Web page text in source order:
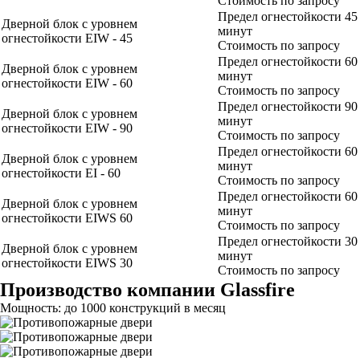
Дверной блок с уровнем
огнестойкости EIW - 45
Предел огнестойкости 45
минут
Стоимость по запросу
Дверной блок с уровнем
огнестойкости EIW - 60
Предел огнестойкости 60
минут
Стоимость по запросу
Дверной блок с уровнем
огнестойкости EIW - 90
Предел огнестойкости 90
минут
Стоимость по запросу
Дверной блок с уровнем
огнестойкости EI - 60
Предел огнестойкости 60
минут
Стоимость по запросу
Дверной блок с уровнем
огнестойкости EIWS 60
Предел огнестойкости 60
минут
Стоимость по запросу
Дверной блок с уровнем
огнестойкости EIWS 30
Предел огнестойкости 30
минут
Стоимость по запросу
Производство компании Glassfire
Мощность: до 1000 конструкций в месяц